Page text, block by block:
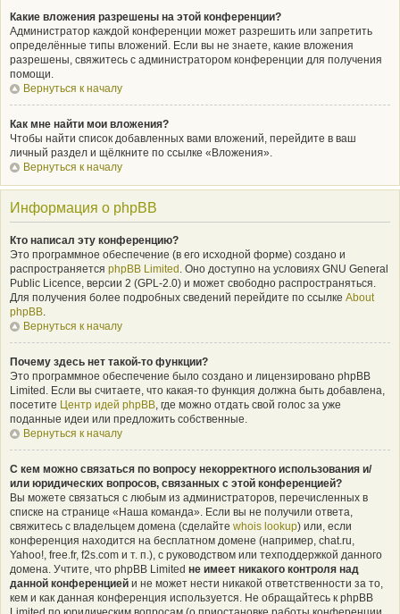
Какие вложения разрешены на этой конференции?
Администратор каждой конференции может разрешить или запретить
определённые типы вложений. Если вы не знаете, какие вложения
разрешены, свяжитесь с администратором конференции для получения
помощи.
Вернуться к началу
Как мне найти мои вложения?
Чтобы найти список добавленных вами вложений, перейдите в ваш
личный раздел и щёлкните по ссылке «Вложения».
Вернуться к началу
Информация о phpBB
Кто написал эту конференцию?
Это программное обеспечение (в его исходной форме) создано и
распространяется phpBB Limited . Оно доступно на условиях GNU General
Public Licence, версии 2 (GPL-2.0) и может свободно распространяться.
Для получения более подробных сведений перейдите по ссылке About
phpBB.
Вернуться к началу
Почему здесь нет такой-то функции?
Это программное обеспечение было создано и лицензировано phpBB
Limited. Если вы считаете, что какая-то функция должна быть добавлена,
посетите Центр идей phpBB, где можно отдать свой голос за уже
поданные идеи или предложить собственные.
Вернуться к началу
С кем можно связаться по вопросу некорректного использования и/
или юридических вопросов, связанных с этой конференцией?
Вы можете связаться с любым из администраторов, перечисленных в
списке на странице «Наша команда». Если вы не получили ответа,
свяжитесь с владельцем домена (сделайте whois lookup) или, если
конференция находится на бесплатном домене (например, chat.ru,
Yahoo!, free.fr, f2s.com и т. п.), с руководством или техподдержкой данного
домена. Учтите, что phpBB Limited не имеет никакого контроля над
данной конференцией и не может нести никакой ответственности за то,
кем и как данная конференция используется. Не обращайтесь к phpBB